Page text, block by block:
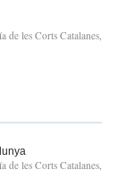
de les Corts Catalanes,
de les Corts Catalanes,